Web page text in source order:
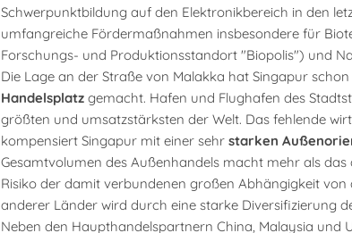
Schwerpunktbildung auf den Elektronikbereich in den
umfangreiche Fördermaßnahmen insbesondere für
Forschungs- und Produktionsstandort "Biopolis") und
Die Lage an der Straße von Malakka hat Singapur
Handelsplatz gemacht. Hafen und Flughafen des
größten und umsatzstärksten der Welt. Das fehlende
kompensiert Singapur mit einer sehr starken
Gesamtvolumen des Außenhandels macht mehr als das
Risiko der damit verbundenen großen Abhängigkeit
anderer Länder wird durch eine starke Diversifizierung
Neben den Haupthandelspartnern China, Malaysia und